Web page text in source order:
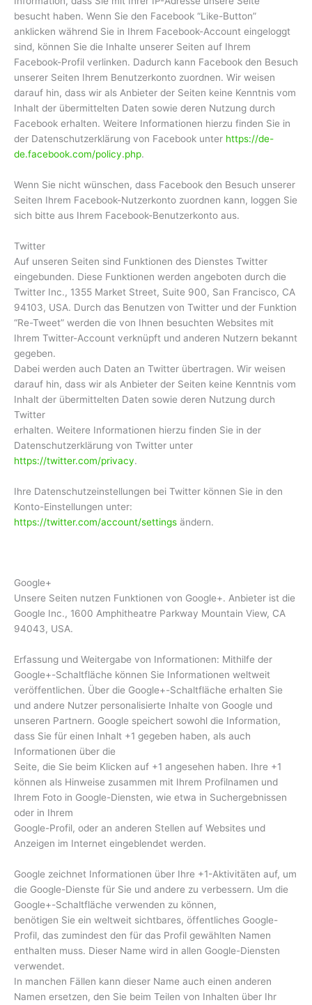
besucht haben. Wenn Sie den Facebook “Like-Button”
anklicken während Sie in Ihrem Facebook-Account eingeloggt
sind, können Sie die Inhalte unserer Seiten auf Ihrem
Facebook-Profil verlinken. Dadurch kann Facebook den Besuch
unserer Seiten Ihrem Benutzerkonto zuordnen. Wir weisen
darauf hin, dass wir als Anbieter der Seiten keine Kenntnis vom
Inhalt der übermittelten Daten sowie deren Nutzung durch
Facebook erhalten. Weitere Informationen hierzu finden Sie in
der Datenschutzerklärung von Facebook unter https://de-
de.facebook.com/policy.php.
Wenn Sie nicht wünschen, dass Facebook den Besuch unserer
Seiten Ihrem Facebook-Nutzerkonto zuordnen kann, loggen Sie
sich bitte aus Ihrem Facebook-Benutzerkonto aus.
Twitter
Auf unseren Seiten sind Funktionen des Dienstes Twitter
eingebunden. Diese Funktionen werden angeboten durch die
Twitter Inc., 1355 Market Street, Suite 900, San Francisco, CA
94103, USA. Durch das Benutzen von Twitter und der Funktion
“Re-Tweet” werden die von Ihnen besuchten Websites mit
Ihrem Twitter-Account verknüpft und anderen Nutzern bekannt
gegeben.
Dabei werden auch Daten an Twitter übertragen. Wir weisen
darauf hin, dass wir als Anbieter der Seiten keine Kenntnis vom
Inhalt der übermittelten Daten sowie deren Nutzung durch
Twitter
erhalten. Weitere Informationen hierzu finden Sie in der
Datenschutzerklärung von Twitter unter
https://twitter.com/privacy.
Ihre Datenschutzeinstellungen bei Twitter können Sie in den
Konto-Einstellungen unter:
https://twitter.com/account/settings ändern.
Google+
Unsere Seiten nutzen Funktionen von Google+. Anbieter ist die
Google Inc., 1600 Amphitheatre Parkway Mountain View, CA
94043, USA.
Erfassung und Weitergabe von Informationen: Mithilfe der
Google+-Schaltfläche können Sie Informationen weltweit
veröffentlichen. Über die Google+-Schaltfläche erhalten Sie
und andere Nutzer personalisierte Inhalte von Google und
unseren Partnern. Google speichert sowohl die Information,
dass Sie für einen Inhalt +1 gegeben haben, als auch
Informationen über die
Seite, die Sie beim Klicken auf +1 angesehen haben. Ihre +1
können als Hinweise zusammen mit Ihrem Profilnamen und
Ihrem Foto in Google-Diensten, wie etwa in Suchergebnissen
oder in Ihrem
Google-Profil, oder an anderen Stellen auf Websites und
Anzeigen im Internet eingeblendet werden.
Google zeichnet Informationen über Ihre +1-Aktivitäten auf, um
die Google-Dienste für Sie und andere zu verbessern. Um die
Google+-Schaltfläche verwenden zu können,
benötigen Sie ein weltweit sichtbares, öffentliches Google-
Profil, das zumindest den für das Profil gewählten Namen
enthalten muss. Dieser Name wird in allen Google-Diensten
verwendet.
In manchen Fällen kann dieser Name auch einen anderen
Namen ersetzen, den Sie beim Teilen von Inhalten über Ihr